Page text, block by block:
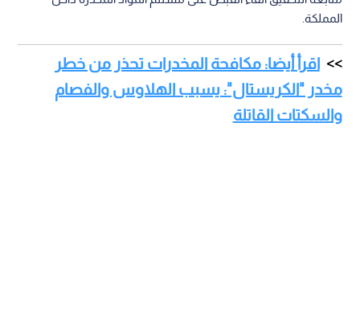
المملكة.
اقرأ أيضا: مكافحة المخدرات تحذر من خطر
مخدر "الكريستال": يسبب الهلاوس والفصام
والسكتات القاتلة